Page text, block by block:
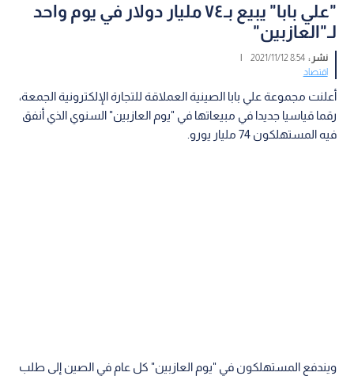
"علي بابا" يبيع بـ٧٤ مليار دولار في يوم واحد
لـ"العازبين"
نشر :8:54 2021/11/12
|
اقتصاد
أعلنت مجموعة علي بابا الصينية العملاقة للتجارة الإلكترونية الجمعة،
رقما قياسيا جديدا في مبيعاتها في "يوم العازبين" السنوي الذي أنفق
فيه المستهلكون 74 مليار يورو.
ويندفع المستهلكون في "يوم العازبين" كل عام في الصين إلى طلب